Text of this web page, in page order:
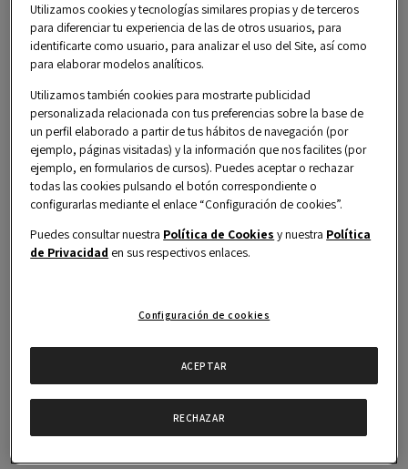
NOMBRE*
APELLIDOS*
USUARIO DEL CAMPUS(nickname)*
CONTRASEÑA*
Utilizamos cookies y tecnologías similares propias y de terceros
para diferenciar tu experiencia de las de otros usuarios, para
identificarte como usuario, para analizar el uso del Site, así como
para elaborar modelos analíticos.
Utilizamos también cookies para mostrarte publicidad
personalizada relacionada con tus preferencias sobre la base de
un perfil elaborado a partir de tus hábitos de navegación (por
ejemplo, páginas visitadas) y la información que nos facilites (por
ejemplo, en formularios de cursos). Puedes aceptar o rechazar
todas las cookies pulsando el botón correspondiente o
configurarlas mediante el enlace “Configuración de cookies”.
Puedes consultar nuestra Política de Cookies y nuestra Política
de Privacidad en sus respectivos enlaces.
Configuración de cookies
RECHAZAR
ACEPTAR